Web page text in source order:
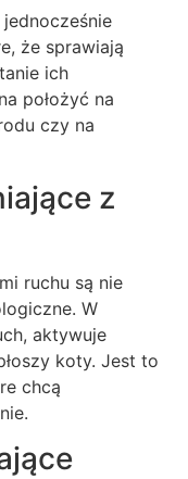
że sprawiają
ich
położyć na
czy na
z
ruchu są nie
W
aktywuje
koty. Jest to
chcą